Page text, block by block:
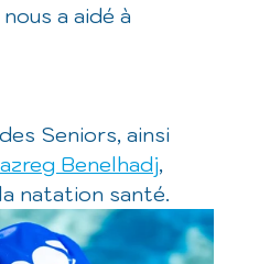
a aidé à
Seniors, ainsi
Benelhadj,
natation santé.